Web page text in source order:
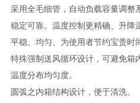
采用全毛细管，自动负载容量调整
稳定可靠。温度控制更精确、升降
平稳、均匀、为使用者节约宝贵时
特殊强制送风循环设计，可避免箱
温度分布均匀度。
圆弧之内箱结构设计，便于清洗。